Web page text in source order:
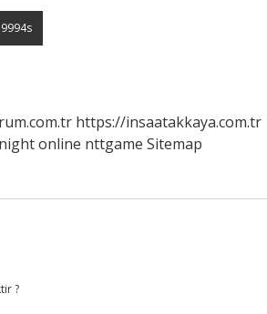
https://insaatakkaya.com.tr
online nttgame Sitemap
?